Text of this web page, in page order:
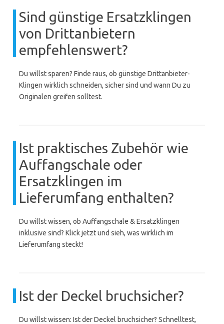
Sind günstige Ersatzklingen
von Drittanbietern
empfehlenswert?
Du willst sparen? Finde raus, ob günstige Drittanbieter-
Klingen wirklich schneiden, sicher sind und wann Du zu
Originalen greifen solltest.
Ist praktisches Zubehör wie
Auffangschale oder
Ersatzklingen im
Lieferumfang enthalten?
Du willst wissen, ob Auffangschale & Ersatzklingen
inklusive sind? Klick jetzt und sieh, was wirklich im
Lieferumfang steckt!
Ist der Deckel bruchsicher?
Du willst wissen: Ist der Deckel bruchsicher? Schnelltest,